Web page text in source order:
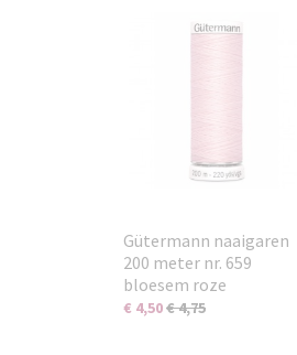
Gütermann naaigaren
200 meter nr. 659
bloesem roze
€ 4,50€ 4,75